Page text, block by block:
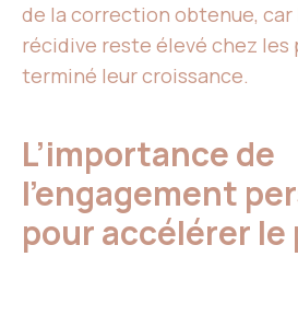
de la correction obtenue, car
récidive reste élevé chez
terminé leur croissance.
L’importance de
l’engagement
pour accélérer le